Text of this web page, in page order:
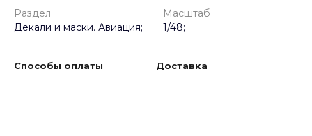
Раздел
Декали и маски. Авиация;
Масштаб
1/48;
Способы оплаты Доставка